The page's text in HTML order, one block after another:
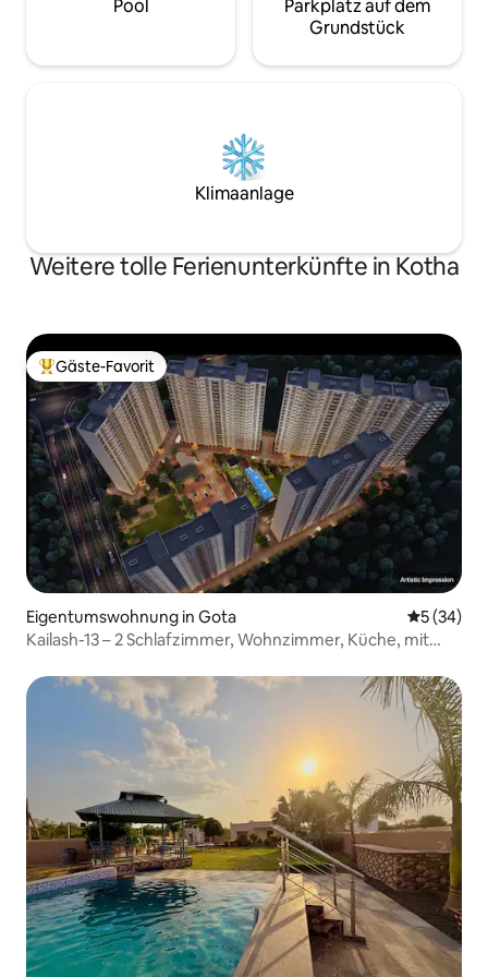
Pool
Parkplatz auf dem
Grundstück
Klimaanlage
Weitere tolle Ferienunterkünfte in Kotha
Beliebter Gäste-Favorit.
Gäste-Favorit
Eigentumswohnung in Gota
5 (34)
Kailash-13 – 2 Schlafzimmer, Wohnzimmer, Küche, mit